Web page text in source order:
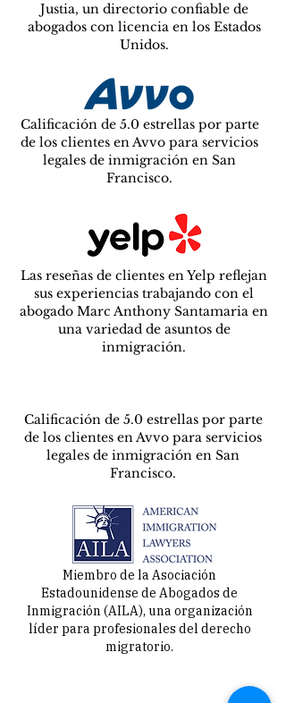
Justia, un directorio confiable de
abogados con licencia en los Estados
Unidos.
Calificación de 5.0 estrellas por parte
de los clientes en Avvo para servicios
legales de inmigración en San
Francisco.
Las reseñas de clientes en Yelp reflejan
sus experiencias trabajando con el
abogado Marc Anthony Santamaria en
una variedad de asuntos de
inmigración.
Calificación de 5.0 estrellas por parte
de los clientes en Avvo para servicios
legales de inmigración en San
Francisco.
Miembro de la Asociación
Estadounidense de Abogados de
Inmigración (AILA), una organización
líder para profesionales del derecho
migratorio.